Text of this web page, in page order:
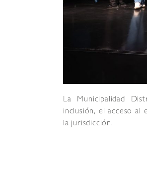
La Municipalidad
inclusión, el acceso al
la jurisdicción.